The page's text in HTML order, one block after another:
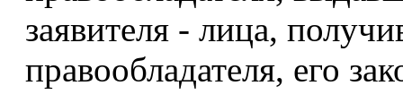
заявителя - лица,
правообладателя, его